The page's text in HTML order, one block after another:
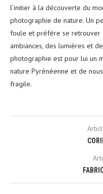
l’initier à la découverte du
photographie de nature. Un
foule et préfére se retrouver
ambiances, des lumières et
photographie est pour lui un
nature Pyrénéenne et de
fragile.